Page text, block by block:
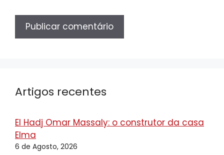
Artigos recentes
El Hadj Omar Massaly: o construtor da casa
Elma
6 de Agosto, 2026